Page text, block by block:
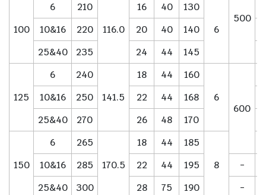
500
100
6
210
116.0
16 40
130
6
10&16 220 20 40
140
25&40
235 24 44 145
125
6
240
141.5
18 44
160
6
600
10&16 250 22 44
168
25&40
270 26 48 170
150
6
265
170.5
18 44
185
8
10&16 285 22 44 195
-
25&40
300 28 75 190 -